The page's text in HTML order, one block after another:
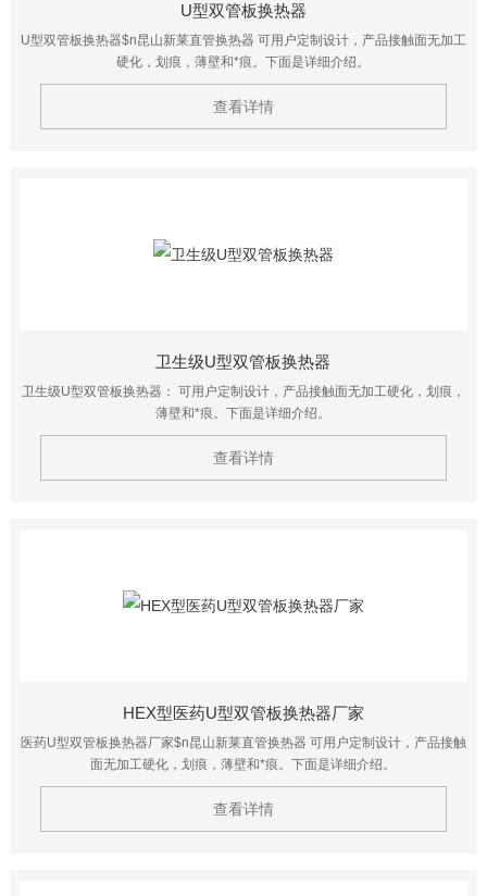
U型双管板换热器
U型双管板换热器$n昆山新莱直管换热器 可用户定制设计，产品接触面无加工
硬化，划痕，薄壁和*痕。下面是详细介绍。
查看详情
卫生级U型双管板换热器
卫生级U型双管板换热器： 可用户定制设计，产品接触面无加工硬化，划痕，
薄壁和*痕。下面是详细介绍。
查看详情
HEX型医药U型双管板换热器厂家
医药U型双管板换热器厂家$n昆山新莱直管换热器 可用户定制设计，产品接触
面无加工硬化，划痕，薄壁和*痕。下面是详细介绍。
查看详情